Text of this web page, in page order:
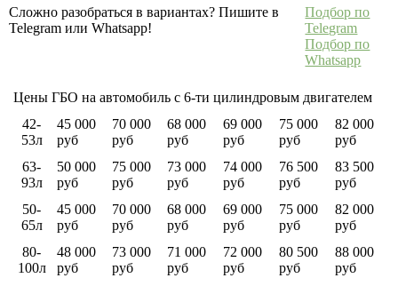
Сложно разобраться в вариантах? Пишите в
Telegram или Whatsapp!
Подбор по
Telegram
Подбор по
Whatsapp
Цены ГБО на автомобиль с 6-ти цилиндровым двигателем
42-
53л
45 000
руб
70 000
руб
68 000
руб
69 000
руб
75 000
руб
82 000
руб
63-
93л
50 000
руб
75 000
руб
73 000
руб
74 000
руб
76 500
руб
83 500
руб
50-
65л
45 000
руб
70 000
руб
68 000
руб
69 000
руб
75 000
руб
82 000
руб
80-
100л
48 000
руб
73 000
руб
71 000
руб
72 000
руб
80 500
руб
88 000
руб